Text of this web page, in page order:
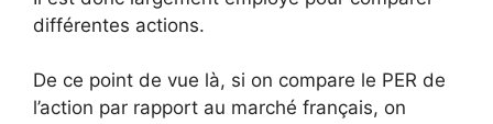
différentes actions.
De ce point de vue là, si on compare le PER de
l’action par rapport au marché français, on